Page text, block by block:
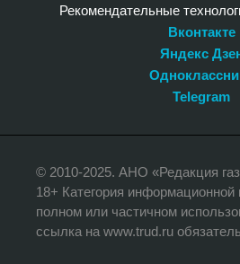
Рекомендательные
Вконтакте
Яндекс
Telegram
© 2010-2025. АНО «Редакция
18+ Категория
полном или частичном
ссылка на www.trud.ru